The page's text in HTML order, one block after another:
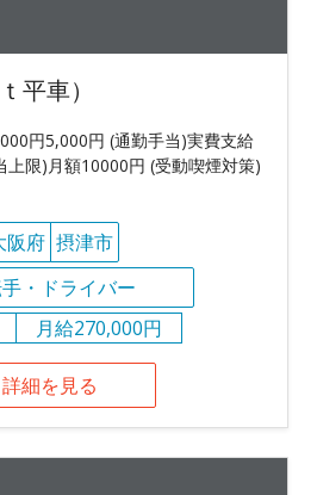
平車）
円5,000円 (通勤手当)実費支給
上限)月額10000円 (受動喫煙対策)
阪府 摂津市
・ドライバー
月給270,000円
詳細を見る